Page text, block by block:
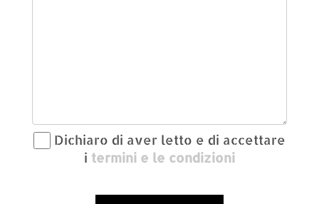
Dichiaro di aver letto e di accettare
i termini e le condizioni